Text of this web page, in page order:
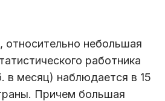
относительно небольшая
работника
в месяц) наблюдается в 15
Причем большая